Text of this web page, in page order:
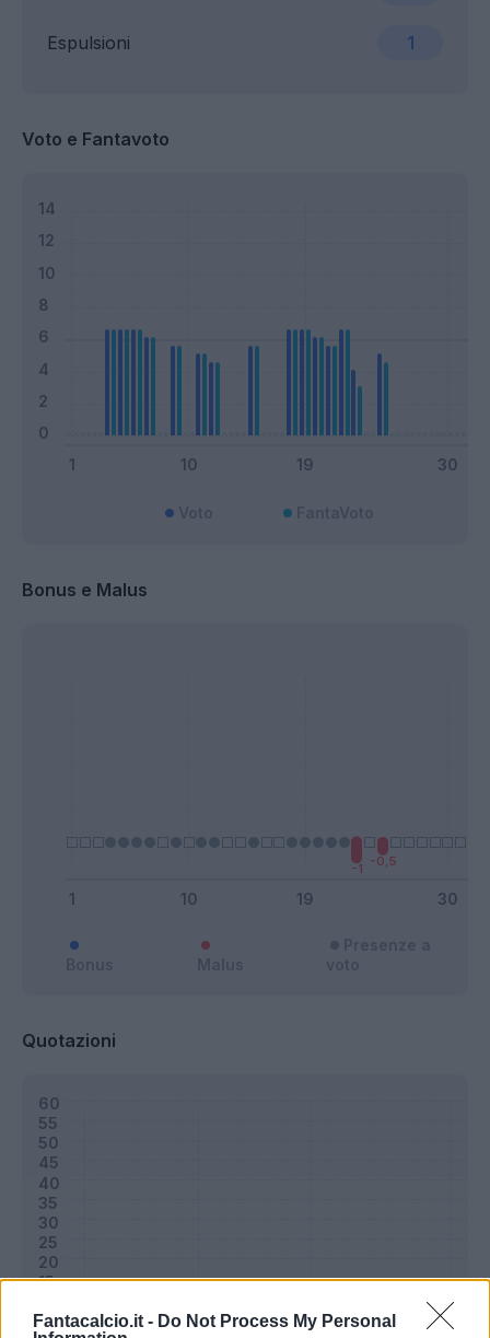
Fantacalcio.it - Do Not Process My Personal
Espulsioni 1
Voto e Fantavoto
Bonus e Malus
Quotazioni